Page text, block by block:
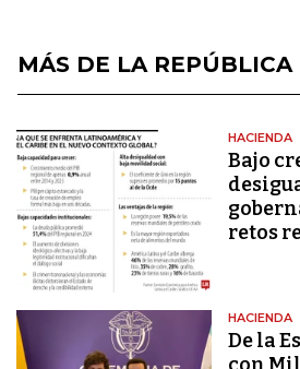
MÁS DE LA REPÚBLICA
HACIENDA
Bajo
retos
HACIENDA
De la